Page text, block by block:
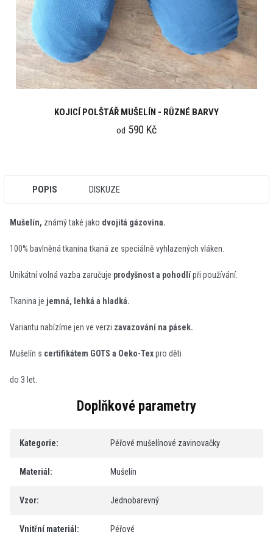
KOJICÍ POLŠTÁŘ MUŠELÍN - RŮZNÉ BARVY
od 590 Kč
POPIS DISKUZE
Mušelín, známý také jako dvojitá gázovina.
100% bavlněná tkanina tkaná ze speciálně vyhlazených vláken.
Unikátní volná vazba zaručuje prodyšnost a pohodlípři používání.
Tkanina je jemná, lehká a hladká.
Variantu nabízíme jen ve verzi zavazování na pásek.
Mušelín s certifikátem GOTS a Oeko-Texpro děti
do 3 let.
Doplňkové parametry
Kategorie: Péřové mušelínové zavinovačky
Materiál : Mušelín
Vzor: Jednobarevný
Vnitřní materiál : Péřové